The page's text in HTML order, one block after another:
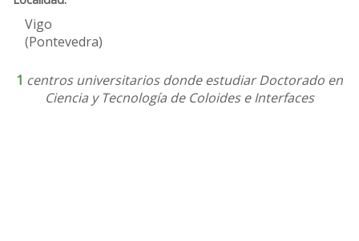
Vigo
(Pontevedra)
1 centros universitarios donde estudiar Doctorado en
Ciencia y Tecnología de Coloides e Interfaces